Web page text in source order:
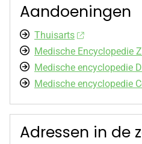
Aandoeningen
Thuisarts
Medische Encyclopedie
Medische encyclopedie
Medische encyclopedie
Adressen in de